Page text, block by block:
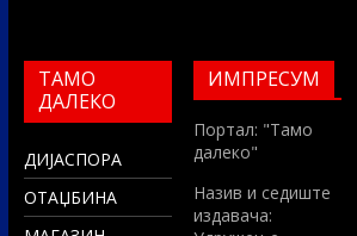
ТАМО
ДАЛЕКО
ДИЈАСПОРА
ОТАЏБИНА
ИМПРЕСУМ
Портал: "Тамо
далеко"
Назив и седиште
издавача: